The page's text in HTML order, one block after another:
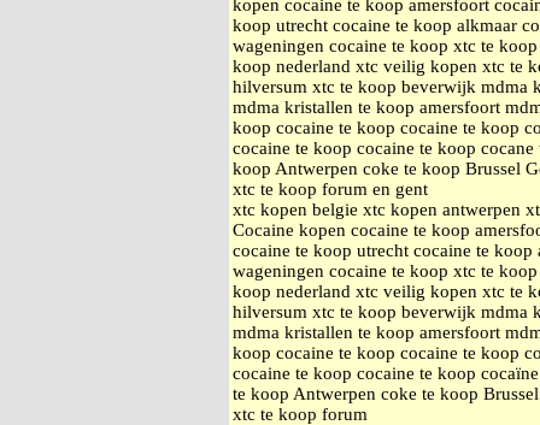
kopen cocaine te koop amersfoort
koop utrecht cocaine te koop alkmaar
wageningen cocaine te koop xtc te
koop nederland xtc veilig kopen xtc te
hilversum xtc te koop beverwijk mdma
mdma kristallen te koop amersfoort
koop cocaine te koop cocaine te koop
cocaine te koop cocaine te koop
koop Antwerpen coke te koop Brussel
xtc te koop forum en gent
xtc kopen belgie xtc kopen antwerpen
Cocaine kopen cocaine te koop
cocaine te koop utrecht cocaine te
wageningen cocaine te koop xtc te
koop nederland xtc veilig kopen xtc te
hilversum xtc te koop beverwijk mdma
mdma kristallen te koop amersfoort
koop cocaine te koop cocaine te koop
cocaine te koop cocaine te koop
te koop Antwerpen coke te koop
xtc te koop forum